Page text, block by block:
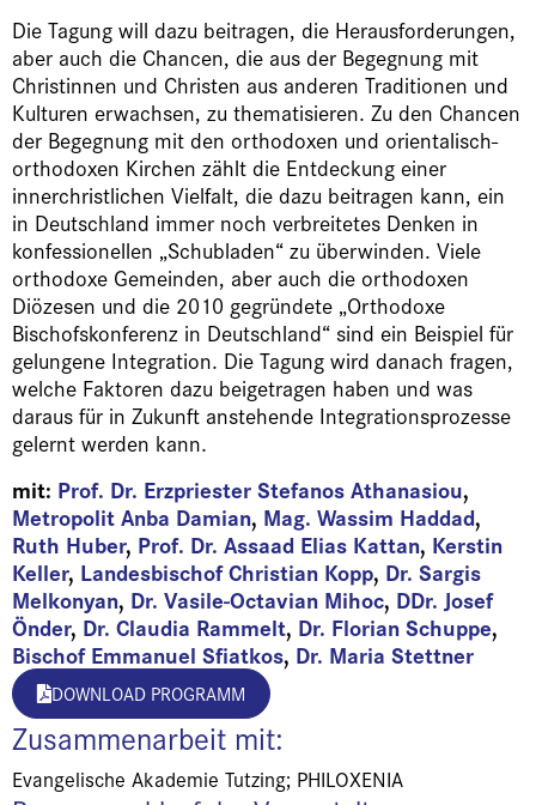
Die Tagung will dazu beitragen, die Herausforderungen,
aber auch die Chancen, die aus der Begegnung mit
Christinnen und Christen aus anderen Traditionen und
Kulturen erwachsen, zu thematisieren. Zu den Chancen
der Begegnung mit den orthodoxen und orientalisch-
orthodoxen Kirchen zählt die Entdeckung einer
innerchristlichen Vielfalt, die dazu beitragen kann, ein
in Deutschland immer noch verbreitetes Denken in
konfessionellen „Schubladen“ zu überwinden. Viele
orthodoxe Gemeinden, aber auch die orthodoxen
Diözesen und die 2010 gegründete „Orthodoxe
Bischofskonferenz in Deutschland“ sind ein Beispiel für
gelungene Integration. Die Tagung wird danach fragen,
welche Faktoren dazu beigetragen haben und was
daraus für in Zukunft anstehende Integrationsprozesse
gelernt werden kann.
mit: Prof. Dr. Erzpriester Stefanos Athanasiou,
Metropolit Anba Damian, Mag. Wassim Haddad,
Ruth Huber, Prof. Dr. Assaad Elias Kattan, Kerstin
Keller, Landesbischof Christian Kopp, Dr. Sargis
Melkonyan, Dr. Vasile-Octavian Mihoc, DDr. Josef
Önder, Dr. Claudia Rammelt, Dr. Florian Schuppe,
Bischof Emmanuel Sfiatkos, Dr. Maria Stettner
DOWNLOAD PROGRAMM
Zusammenarbeit mit:
Evangelische Akademie Tutzing; PHILOXENIA